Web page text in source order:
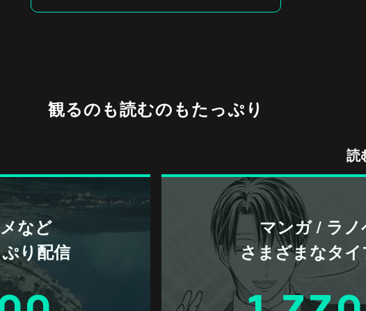
観るのも読むのもたっぷり
読
など
り配信
マンガ / ラ
さまざまなタ